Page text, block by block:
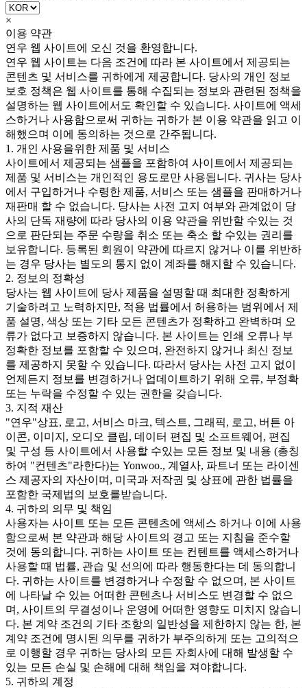
×
이용 약관
연우 웹 사이트에 오신 것을 환영합니다.
연우 웹 사이트는 다음 조건에 따라 본 사이트에서 제공되는
콘텐츠 및 서비스를 귀하에게 제공합니다. 당사의 개인 정보
보호 정책은 웹 사이트를 통해 수집되는 정보와 관련된 정책을
설명하는 웹 사이트에서도 확인할 수 있습니다. 사이트에 액세
스하거나 사용함으로써 귀하는 귀하가 본 이용 약관을 읽고 이
해했으며 이에 동의하는 것으로 간주됩니다.
1. 개인 사용을위한 제품 및 서비스
사이트에서 제공되는 샘플을 포함하여 사이트에서 제공되는
제품 및 서비스는 개인적인 용도로만 사용됩니다. 귀사는 당사
에서 구입하거나 수령한 제품, 서비스 또는 샘플을 판매하거나
재판매 할 수 없습니다. 당사는 사전 고지 여부와 관계없이 당
사의 단독 재량에 따라 당사의 이용 약관을 위반할 수있는 것
으로 판단되는 주문 수량을 취소 또는 축소 할 수있는 권리를
보유합니다. 등록된 회원이 약관에 따르지 않거나 이를 위반하
는 경우 당사는 별도의 통지 없이 계좌를 해지할 수 있습니다.
2. 정보의 정확성
당사는 웹 사이트에 당사 제품을 설명할 때 최대한 정확하게
기술하려고 노력하지만, 적용 법률에서 허용하는 범위에서 제
품 설명, 색상 또는 기타 모든 콘텐츠가 정확하고 완벽하며 오
류가 없다고 보증하지 않습니다. 본 사이트는 인쇄 오류나 부
정확한 정보를 포함할 수 있으며, 완전하지 않거나 최신 정보
를 제공하지 못할 수 있습니다. 따라서 당사는 사전 고지 없이
언제든지 정보를 변경하거나 업데이트하기 위해 오류, 부정확
또는 누락을 수정할 수 있는 권한을 갖습니다.
3. 지적 재산
"연우"상표, 로고, 서비스 마크, 텍스트, 그래픽, 로고, 버튼 아
이콘, 이미지, 오디오 클립, 데이터 편집 및 소프트웨어, 편집
및 구성 등 사이트에서 사용할 수있는 모든 정보 및 내용 (총칭
하여 "컨텐츠"라한다)는 Yonwoo., 계열사, 파트너 또는 라이센
스 제공자의 자산이며, 미국과 저작권 및 상표에 관한 법률을
포함한 국제법의 보호를받습니다.
4. 귀하의 의무 및 책임
사용자는 사이트 또는 모든 콘텐츠에 액세스 하거나 이에 사용
함으로써 본 약관과 해당 사이트의 경고 또는 지침을 준수할
것에 동의합니다. 귀하는 사이트 또는 컨텐트를 액세스하거나
사용할 때 법률, 관습 및 선의에 따라 행동한다는 데 동의합니
다. 귀하는 사이트를 변경하거나 수정할 수 없으며, 본 사이트
에 나타날 수 있는 어떠한 콘텐츠나 서비스도 변경할 수 없으
며, 사이트의 무결성이나 운영에 어떠한 영향도 미치지 않습니
다. 본 계약 조건의 기타 조항의 일반성을 제한하지 않는 한, 본
계약 조건에 명시된 의무를 귀하가 부주의하게 또는 고의적으
로 이행할 경우 귀하는 당사의 모든 자회사에 대해 발생할 수
있는 모든 손실 및 손해에 대해 책임을 져야합니다.
5. 귀하의 계정